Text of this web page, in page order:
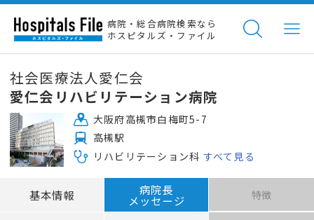
病院・総合病院検索なら
ホスピタルズ・ファイル
社会医療法人愛仁会
愛仁会リハビリテーション病院
大阪府高槻市白梅町5-7
高槻駅
リハビリテーション科 すべて見る
基本情報 病院長
メッセージ 特徴